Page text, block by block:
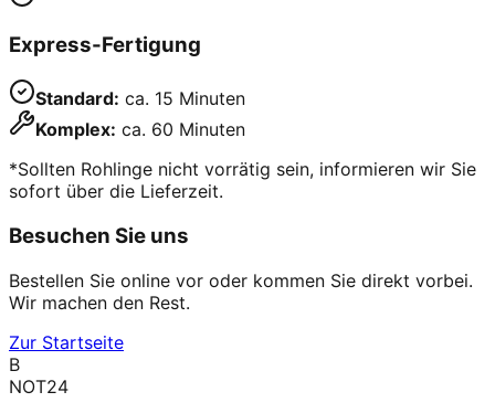
Express-Fertigung
Standard: ca. 15 Minuten
Komplex: ca. 60 Minuten
*Sollten Rohlinge nicht vorrätig sein, informieren wir Sie
sofort über die Lieferzeit.
Besuchen Sie uns
Bestellen Sie online vor oder kommen Sie direkt vorbei.
Wir machen den Rest.
Zur Startseite
B
NOT24